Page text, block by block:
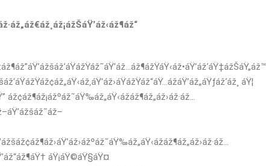
áŸ¦
áž¢áž¶áž¡ážºáž˜áŸ‰áž„áŸ‹ážáž¶áž„áž›áž·áž…
áŸ¡áŸ©áŸ§áŸ¤